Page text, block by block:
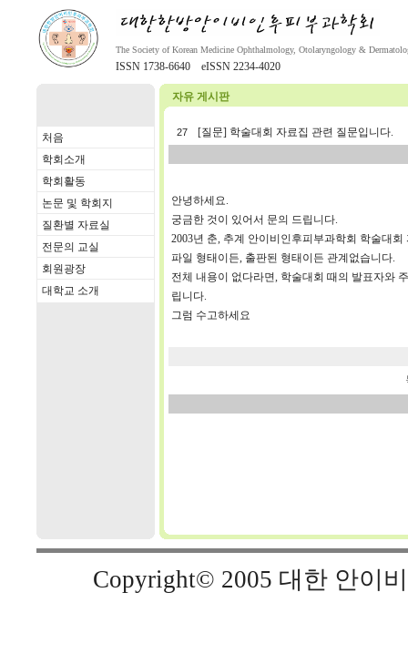
The Society of Korean Medicine Ophthalmology, Otolaryngology &
ISSN 1738-6640 eISSN 2234-4020
처음
학회소개
학회활동
논문 및 학회지
질환별 자료실
전문의 교실
회원광장
대학교 소개
자유 게시판
27 [질문] 학술대회 자료집 관련 질문입니다.
안녕하세요.
궁금한 것이 있어서 문의 드립니다.
2003년 춘, 추계 안이비인후피부과학회 학술대
파일 형태이든, 출판된 형태이든 관계없습니다.
전체 내용이 없다라면, 학술대회 때의 발표자와
립니다.
그럼 수고하세요
Copyright© 2005 대한 안이